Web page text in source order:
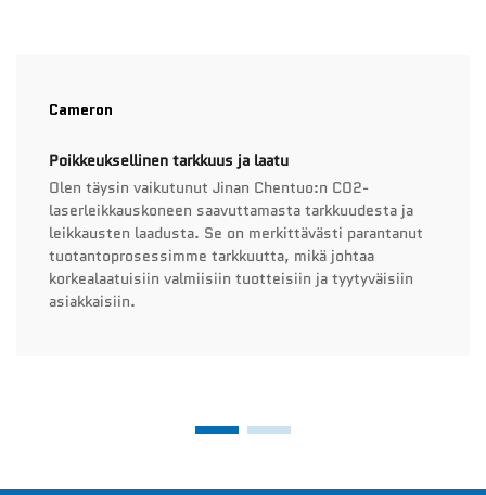
Cameron
Poikkeuksellinen tarkkuus ja laatu
Olen täysin vaikutunut Jinan Chentuo:n CO2-
laserleikkauskoneen saavuttamasta tarkkuudesta ja
leikkausten laadusta. Se on merkittävästi parantanut
tuotantoprosessimme tarkkuutta, mikä johtaa
korkealaatuisiin valmiisiin tuotteisiin ja tyytyväisiin
asiakkaisiin.